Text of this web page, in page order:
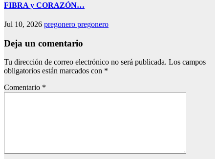
FIBRA y CORAZÓN…
Jul 10, 2026 pregonero pregonero
Deja un comentario
Tu dirección de correo electrónico no será publicada. Los campos
obligatorios están marcados con *
Comentario *